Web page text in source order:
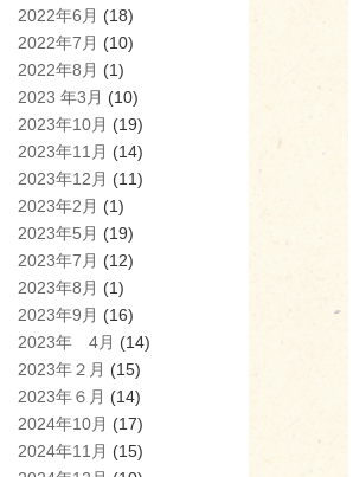
2022年6月 (18)
2022年7月 (10)
2022年8月 (1)
2023 年3月 (10)
2023年10月 (19)
2023年11月 (14)
2023年12月 (11)
2023年2月 (1)
2023年5月 (19)
2023年7月 (12)
2023年8月 (1)
2023年9月 (16)
2023年 4月 (14)
2023年２月 (15)
2023年６月 (14)
2024年10月 (17)
2024年11月 (15)